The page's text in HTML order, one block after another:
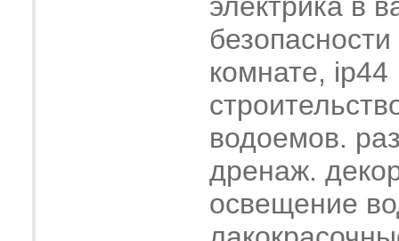
комнате, ip44
водоемов.
дренаж.
освещение